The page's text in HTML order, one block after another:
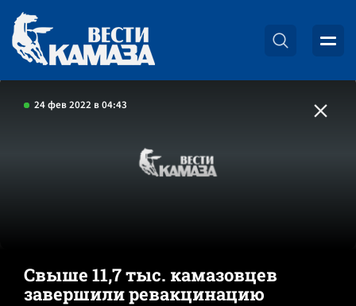
24 фев 2022 в 04:43
Свыше 11,7 тыс. камазовцев
завершили ревакцинацию